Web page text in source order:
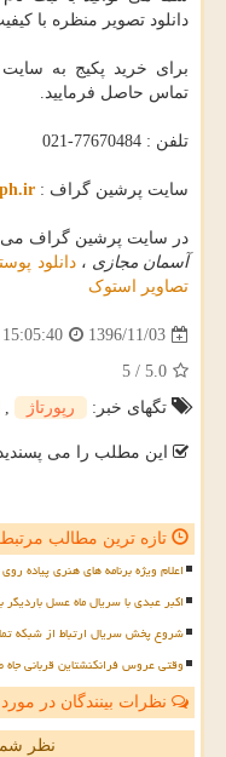
دانلود تصویر منظره با
برای خرید پکیج به
تماس حاصل فرمایید.
تلفن : 77670484-021
سایت پرشین گراف :
در سایت پرشین گراف می
آسمان مجازی ،دانلود
تصاویر استوک
1396/11/03
15:05:40
5.0
/
5
تگهای خبر:
رپورتاژ ,
این مطلب را می
تازه ترین مطالب مرتبط
اعلام ویژه برنامه های هنری پیاده
اکبر عبدی با سریال ماه عسل
شروع پخش سریال ارتباط از شبکه
وقتی عروس فرانکنشتاین قربانی
نظرات بینندگان در
نظر